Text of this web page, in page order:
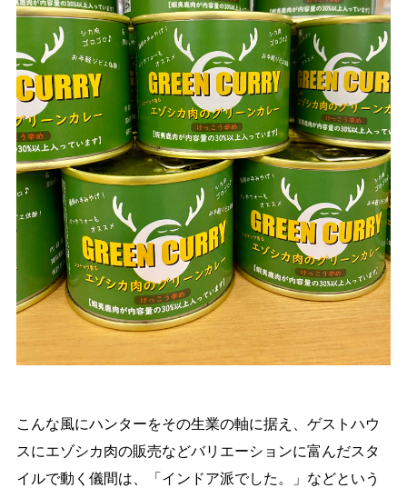
こんな風にハンターをその生業の軸に据え、ゲストハウ
スにエゾシカ肉の販売などバリエーションに富んだスタ
イルで動く儀間は、「インドア派でした。」などという